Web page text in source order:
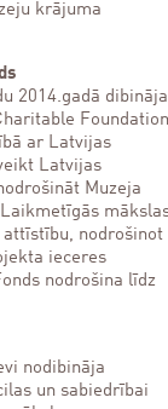
krājuma
2014.gadā dibināja
Foundation
ar Latvijas
Latvijas
Muzeja
attīstību, nodrošinot
ieceres
nodrošina līdz
nodibināja
un sabiedrībai